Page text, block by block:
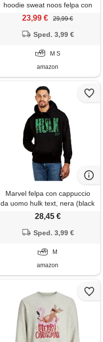
hoodie sweat noos felpa con
cappuccio, uomo, nero, s
23,99 € 29,99 €
Sped. 3,99 €
M S
amazon
Marvel felpa con cappuccio
da uomo hulk text, nera (black
blk), m uk
28,45 €
Sped. 3,99 €
M
amazon